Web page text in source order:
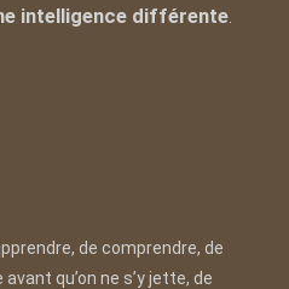
intelligence différente
de comprendre, de
qu’on ne s’y jette, de